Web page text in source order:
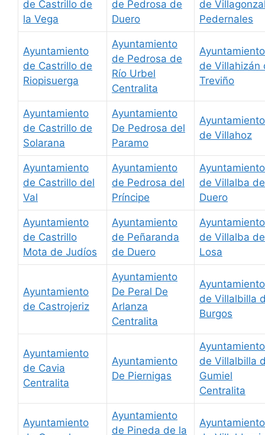
de Castrillo de
la Vega
de Pedrosa de
Duero
de
Pedernales
Ayuntamiento
de Castrillo de
Riopisuerga
Ayuntamiento
de Pedrosa de
Río Urbel
Centralita
Ayuntamiento
de Villahizán
Treviño
Ayuntamiento
de Castrillo de
Solarana
Ayuntamiento
De Pedrosa del
Paramo
Ayuntamiento
de Villahoz
Ayuntamiento
de Castrillo del
Val
Ayuntamiento
de Pedrosa del
Príncipe
Ayuntamiento
de Villalba de
Duero
Ayuntamiento
de Castrillo
Mota de Judíos
Ayuntamiento
de Peñaranda
de Duero
Ayuntamiento
de Villalba de
Losa
Ayuntamiento
de Castrojeriz
Ayuntamiento
De Peral De
Arlanza
Centralita
Ayuntamiento
de Villalbilla
Burgos
Ayuntamiento
de Cavia
Centralita
Ayuntamiento
De Piernigas
Ayuntamiento
de Villalbilla
Gumiel
Centralita
Ayuntamiento
Ayuntamiento
de Pineda de la
Ayuntamiento